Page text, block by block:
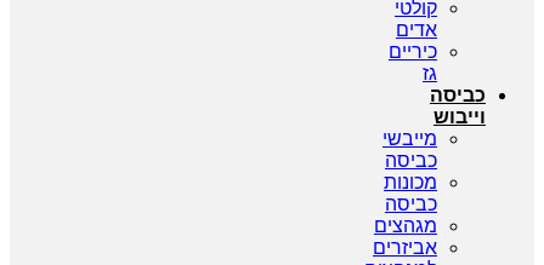
קולטי
אדים
כיריים
גז
כביסה
וייבוש
מייבשי
כביסה
מכונות
כביסה
מגהצים
אביזרים